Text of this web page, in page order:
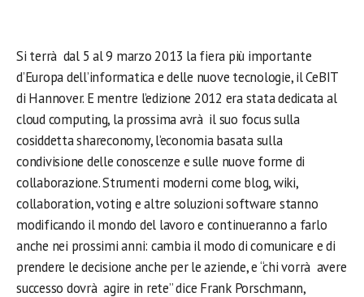
Si terrà dal 5 al 9 marzo 2013 la fiera più importante
d’Europa dell’informatica e delle nuove tecnologie, il CeBIT
di Hannover. E mentre l’edizione 2012 era stata dedicata al
cloud computing, la prossima avrà il suo focus sulla
cosiddetta shareconomy, l’economia basata sulla
condivisione delle conoscenze e sulle nuove forme di
collaborazione. Strumenti moderni come blog, wiki,
collaboration, voting e altre soluzioni software stanno
modificando il mondo del lavoro e continueranno a farlo
anche nei prossimi anni: cambia il modo di comunicare e di
prendere le decisione anche per le aziende, e “chi vorrà avere
successo dovrà agire in rete” dice Frank Porschmann,